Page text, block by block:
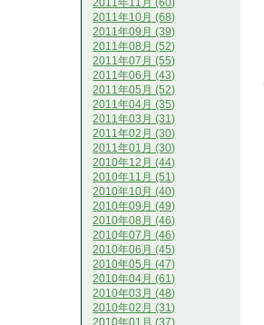
2011年11月 (60)
2011年10月 (68)
2011年09月 (39)
2011年08月 (52)
2011年07月 (55)
2011年06月 (43)
2011年05月 (52)
2011年04月 (35)
2011年03月 (31)
2011年02月 (30)
2011年01月 (30)
2010年12月 (44)
2010年11月 (51)
2010年10月 (40)
2010年09月 (49)
2010年08月 (46)
2010年07月 (46)
2010年06月 (45)
2010年05月 (47)
2010年04月 (61)
2010年03月 (48)
2010年02月 (31)
2010年01月 (37)